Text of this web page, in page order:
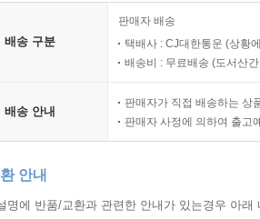
배송 구분
판매자 배송
택배사 : CJ대한통운 (상황
배송비 : 무료배송 (도서산
배송 안내
판매자가 직접 배송하는 상
판매자 사정에 의하여 출고
안내
명에 반품/교환과 관련한 안내가 있는경우 아